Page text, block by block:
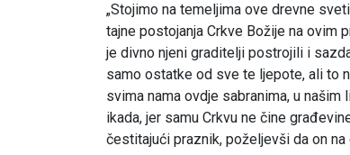
„Stojimo na temeljima ove drevne
tajne postojanja Crkve Božije na ovim
je divno njeni graditelji postrojili i
samo ostatke od sve te ljepote, ali to
svima nama ovdje sabranima, u
ikada, jer samu Crkvu ne čine
čestitajući praznik, poželjevši da on